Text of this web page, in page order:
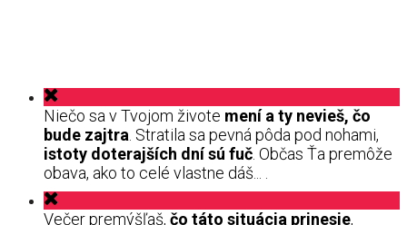
Niečo sa v Tvojom živote mení a ty nevieš, čo
bude zajtra . Stratila sa pevná pôda pod nohami,
istoty doterajších dní sú fuč . Občas Ťa premôže
obava, ako to celé vlastne dáš... .
Večer premýšľaš, čo táto situácia prinesie,